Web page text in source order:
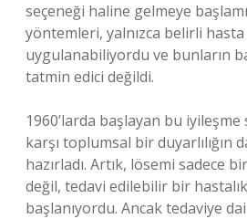
seçeneği haline gelmeye
yöntemleri, yalnızca belirli
uygulanabiliyordu ve bunların
tatmin edici değildi.
1960’larda başlayan bu
karşı toplumsal bir duyarlılığın
hazırladı. Artık, lösemi sadece
değil, tedavi edilebilir bir
başlanıyordu. Ancak tedaviye